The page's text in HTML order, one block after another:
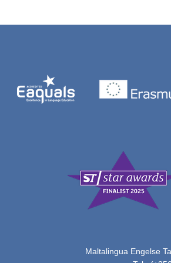
Maltalingua Engelse